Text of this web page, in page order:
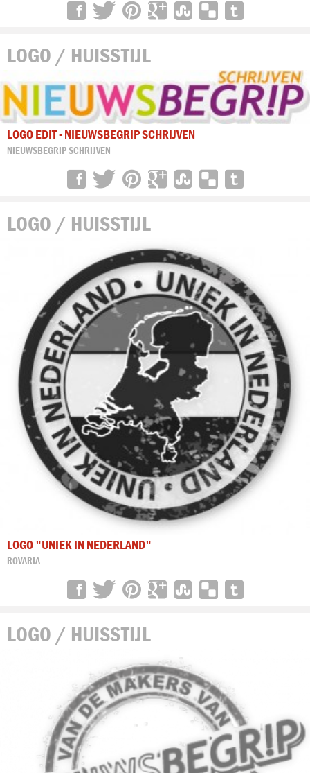
LOGO / HUISSTIJL
LOGO EDIT - NIEUWSBEGRIP SCHRIJVEN
NIEUWSBEGRIP SCHRIJVEN
LOGO / HUISSTIJL
LOGO "UNIEK IN NEDERLAND"
ROVARIA
LOGO / HUISSTIJL